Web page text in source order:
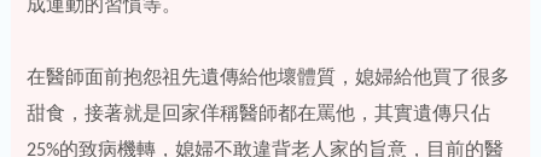
成運動的習慣等。
在醫師面前抱怨祖先遺傳給他壞體質，媳婦給他買了很多
甜食，接著就是回家佯稱醫師都在罵他，其實遺傳只佔
25%的致病機轉，媳婦不敢違背老人家的旨意，目前的醫